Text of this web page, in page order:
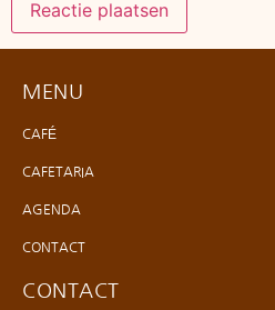
MENU
CAFÉ
CAFETARIA
AGENDA
CONTACT
CONTACT